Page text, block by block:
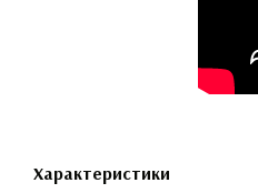
Характеристики